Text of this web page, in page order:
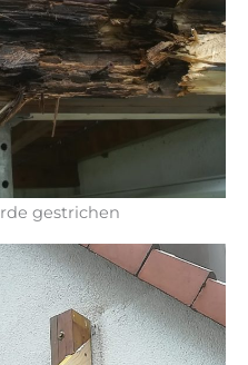
gestrichen